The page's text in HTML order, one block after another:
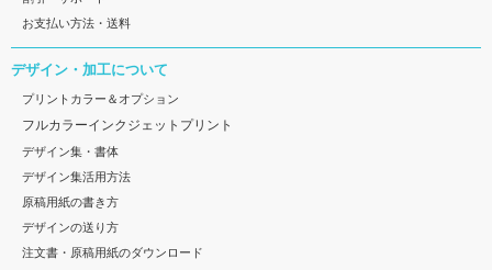
お支払い方法・送料
デザイン・加工について
プリントカラー＆オプション
フルカラーインクジェットプリント
デザイン集・書体
デザイン集活用方法
原稿用紙の書き方
デザインの送り方
注文書・原稿用紙のダウンロード